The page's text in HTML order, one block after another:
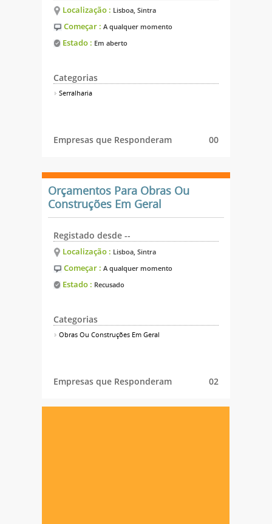
Localização : Lisboa, Sintra
Começar : A qualquer momento
Estado : Em aberto
Categorias
Serralharia
Empresas que Responderam 00
Orçamentos Para Obras Ou
Construções Em Geral
Registado desde --
Localização : Lisboa, Sintra
Começar : A qualquer momento
Estado : Recusado
Categorias
Obras Ou Construções Em Geral
Empresas que Responderam 02